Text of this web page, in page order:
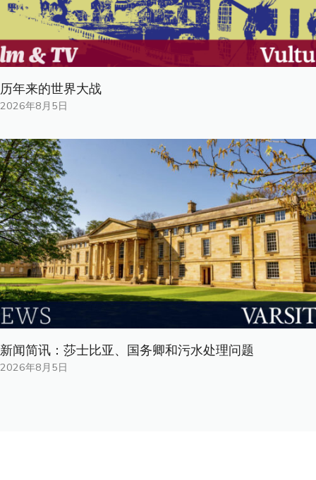
历年来的世界大战
2026年8月5日
新闻简讯：莎士比亚、国务卿和污水处理问题
2026年8月5日